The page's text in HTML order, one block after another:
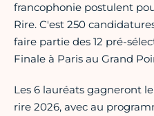
francophonie postulent
Rire. C'est 250
faire partie des 12 pré-
Finale à Paris au Grand
Les 6 lauréats gagneront
rire 2026, avec au